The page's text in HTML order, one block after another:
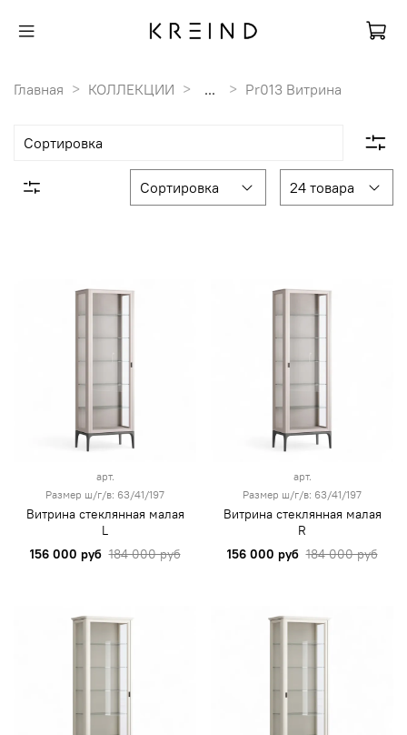
Главная КОЛЛЕКЦИИ ... Pr013 Витрина
арт.
Размер ш/г/в: 63/41/197
Витрина стеклянная малая
L
156 000 руб 184 000 руб
арт.
Размер ш/г/в: 63/41/197
Витрина стеклянная малая
R
156 000 руб 184 000 руб